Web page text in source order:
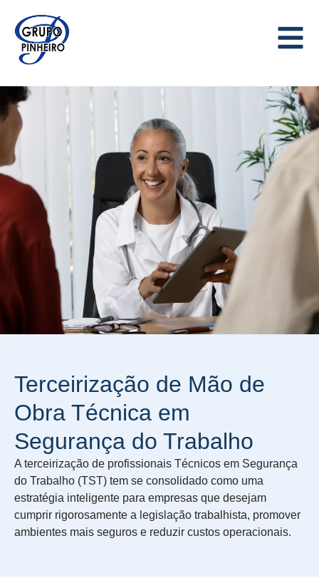
Terceirização de Mão de
Obra Técnica em
Segurança do Trabalho
A terceirização de profissionais Técnicos em Segurança
do Trabalho (TST) tem se consolidado como uma
estratégia inteligente para empresas que desejam
cumprir rigorosamente a legislação trabalhista, promover
ambientes mais seguros e reduzir custos operacionais.